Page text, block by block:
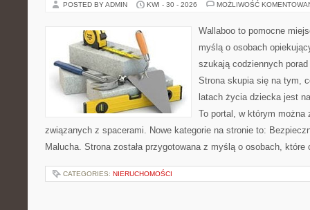
POSTED BY ADMIN KWI - 30 - 2026 MOŻLIWOŚĆ
Wallaboo to pomocne
myślą o osobach
szukają codziennych
Strona skupia się na tym,
latach życia dziecka jest
To portal, w którym można
związanych z spacerami. Nowe kategorie na stronie to:
Malucha. Strona została przygotowana z myślą o osobach,
CATEGORIES: NIERUCHOMOŚCI